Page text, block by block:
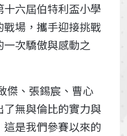
六屆伯特利盃小學
場，攜手迎接挑戰
次驕傲與感動之
傑、張錫宸、曹心
無與倫比的實力與
是我們參賽以來的